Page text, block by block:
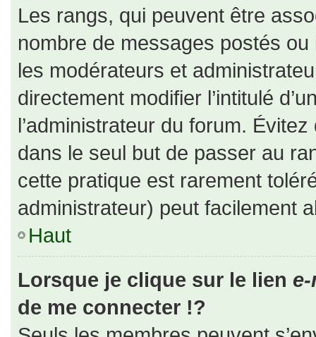
Les rangs, qui peuvent être
nombre de messages postés
les modérateurs et
directement modifier l’intitulé
l’administrateur du forum.
dans le seul but de passer au
cette pratique est rarement
administrateur) peut facilement
Haut
Lorsque je clique sur le lien
de me connecter !?